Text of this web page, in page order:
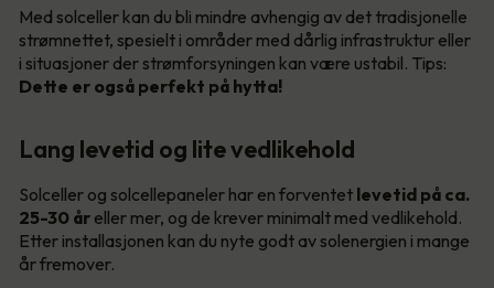
Med solceller kan du bli mindre avhengig av det tradisjonelle
strømnettet, spesielt i områder med dårlig infrastruktur eller
i situasjoner der strømforsyningen kan være ustabil. Tips:
Dette er også perfekt på hytta!
Lang levetid og lite vedlikehold
Solceller og solcellepaneler har en forventet levetid på ca.
25-30 år eller mer, og de krever minimalt med vedlikehold.
Etter installasjonen kan du nyte godt av solenergien i mange
år fremover.